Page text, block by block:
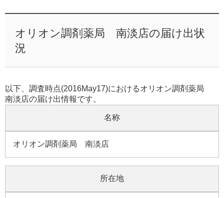
オリオン調剤薬局 南淡店の届け出状
況
以下、調査時点(2016May17)におけるオリオン調剤薬局
南淡店の届け出情報です。
名称
オリオン調剤薬局 南淡店
所在地